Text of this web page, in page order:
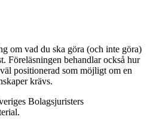
om vad du ska göra (och inte göra)
Föreläsningen behandlar också hur
positionerad som möjligt om en
krävs.
Bolagsjuristers